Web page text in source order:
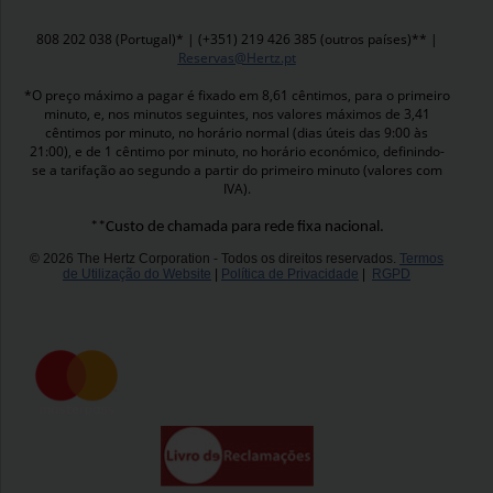
808 202 038 (Portugal)* | (+351) 219 426 385 (outros países)** |
Reservas@Hertz.pt
*O preço máximo a pagar é fixado em 8,61 cêntimos, para o primeiro
minuto, e, nos minutos seguintes, nos valores máximos de 3,41
cêntimos por minuto, no horário normal (dias úteis das 9:00 às
21:00), e de 1 cêntimo por minuto, no horário económico, definindo-
se a tarifação ao segundo a partir do primeiro minuto (valores com
IVA).
**Custo de chamada para rede fixa nacional.
© 2026 The Hertz Corporation - Todos os direitos reservados. Termos
de Utilização do Website
Política de Privacidade RGPD